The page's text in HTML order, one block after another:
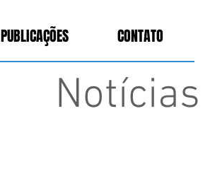
PUBLICAÇÕES CONTATO
Notícias